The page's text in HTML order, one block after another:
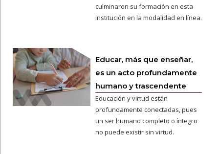
culminaron su formación en esta
institución en la modalidad en línea.
Educar, más que enseñar,
es un acto profundamente
humano y trascendente
Educación y virtud están
profundamente conectadas, pues
un ser humano completo o íntegro
no puede existir sin virtud.